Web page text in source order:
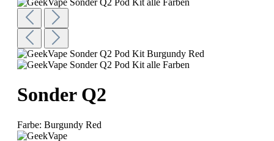
Sonder Q2
Farbe: Burgundy Red